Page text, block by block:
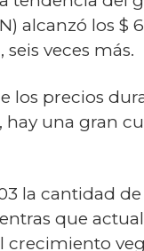
alcanzó los
veces más.
los precios
una gran
la cantidad
que
crecimiento